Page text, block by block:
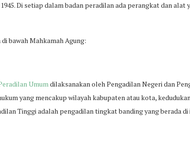
Di setiap dalam badan peradilan ada perangkat dan alat
bawah Mahkamah Agung:
Umumdilaksanakan oleh Pengadilan Negeri dan
yang mencakup wilayah kabupaten atau kota,
Tinggi adalah pengadilan tingkat banding yang berada